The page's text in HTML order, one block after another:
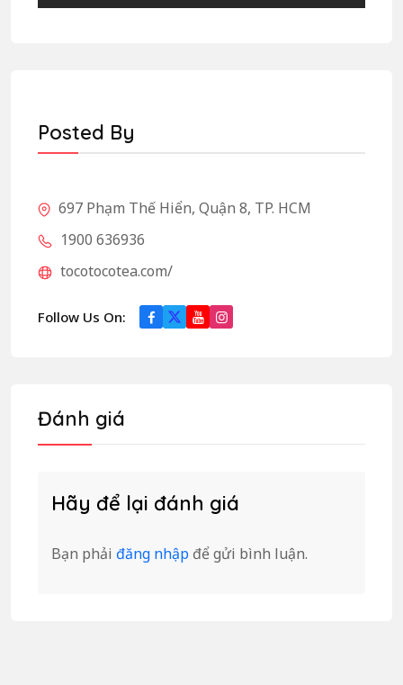
Posted By
697 Phạm Thế Hiển, Quận 8, TP. HCM
1900 636936
tocotocotea.com/
Follow Us On:
Đánh giá
Hãy để lại đánh giá
Bạn phải đăng nhập để gửi bình luận.